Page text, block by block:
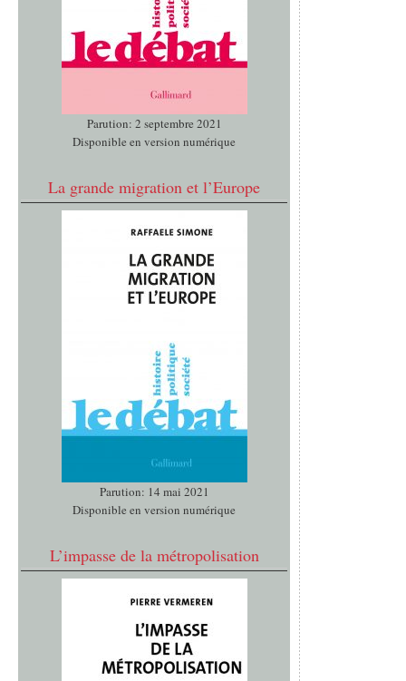
Parution: 2 septembre 2021
Disponible en version numérique
La grande migration et l’Europe
Parution: 14 mai 2021
Disponible en version numérique
L’impasse de la métropolisation